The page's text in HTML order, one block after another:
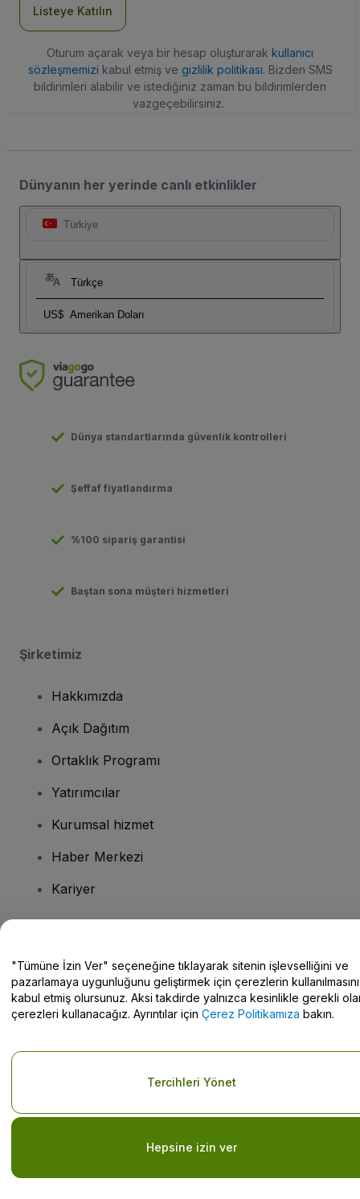
Listeye Katılın
Oturum açarak veya bir hesap oluşturarak kullanıcı
sözleşmemizi kabul etmiş ve gizlilik politikası. Bizden SMS
bildirimleri alabilir ve istediğiniz zaman bu bildirimlerden
vazgeçebilirsiniz.
Dünyanın her yerinde canlı etkinlikler
Türkiye
Türkçe
US$ Amerikan Doları
Dünya standartlarında güvenlik kontrolleri
Şeffaf fiyatlandırma
%100 sipariş garantisi
Baştan sona müşteri hizmetleri
Şirketimiz
Hakkımızda
Açık Dağıtım
Ortaklık Programı
Yatırımcılar
Kurumsal hizmet
Haber Merkezi
Kariyer
Yardım Merkezi / Bize Ulaşın
Telif hakkı © viagogo GmbH 2026 Şirket Bilgileri
Gizlilik Politikası
"Tümüne İzin Ver" seçeneğine tıklayarak sitenin işlevselliğini ve
pazarlamaya uygunluğunu geliştirmek için çerezlerin kullanılmasını
kabul etmiş olursunuz. Aksi takdirde yalnızca kesinlikle gerekli
çerezleri kullanacağız. Ayrıntılar için Çerez Politikamıza bakın.
Hepsine izin ver
Tercihleri Yönet